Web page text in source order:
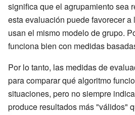
significa que el agrupamiento sea
esta evaluación puede favorecer a
usan el mismo modelo de grupo.
funciona bien con medidas
Por lo tanto, las medidas de
para comparar qué algoritmo
situaciones, pero no siempre
produce resultados más "válidos"